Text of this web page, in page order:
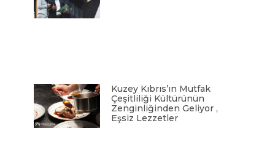
Kuzey Kıbrıs’ın Mutfak
Çeşitliliği Kültürünün
Zenginliğinden Geliyor ,
Eşsiz Lezzetler